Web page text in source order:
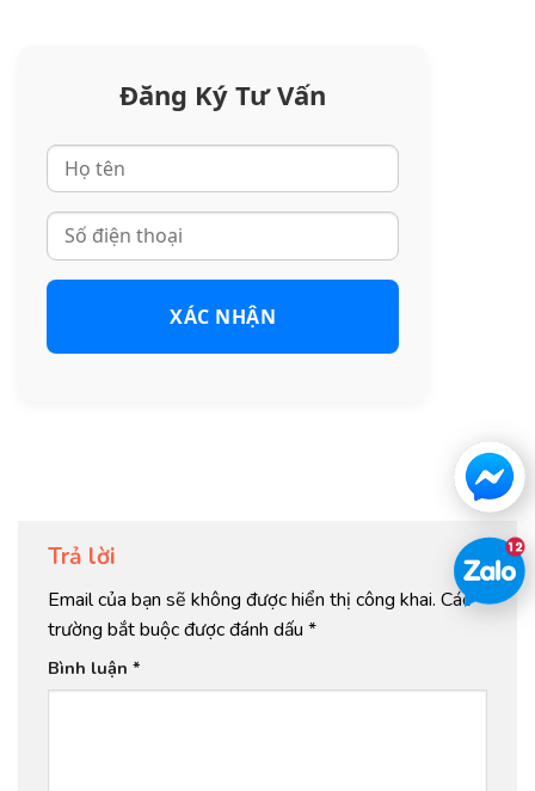
Đăng Ký Tư Vấn
XÁC NHẬN
Trả lời
Email của bạn sẽ không được hiển thị công khai. Các
trường bắt buộc được đánh dấu *
Bình luận *